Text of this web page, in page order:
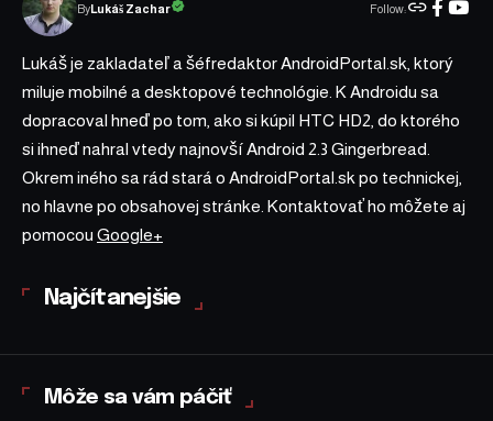
ByLukáš Zachar Follow:
Lukáš je zakladateľ a šéfredaktor AndroidPortal.sk, ktorý
miluje mobilné a desktopové technológie. K Androidu sa
dopracoval hneď po tom, ako si kúpil HTC HD2, do ktorého
si ihneď nahral vtedy najnovší Android 2.3 Gingerbread.
Okrem iného sa rád stará o AndroidPortal.sk po technickej,
no hlavne po obsahovej stránke. Kontaktovať ho môžete aj
pomocou Google+
Najčítanejšie
Môže sa vám páčiť